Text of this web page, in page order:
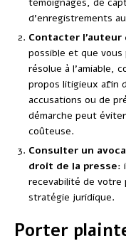
d’enregistrements
Contacter
possible et que
résolue à l’amiable,
propos litigieux afin
accusations ou de
démarche peut
coûteuse.
Consulter un
droit de la presse:
recevabilité de votre
stratégie juridique.
Porter